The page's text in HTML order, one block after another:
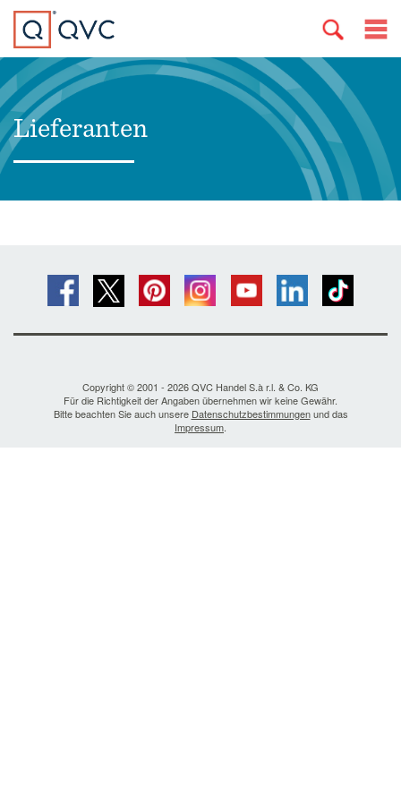
Lieferanten
Copyright © 2001 - 2026 QVC Handel S.à r.l. & Co. KG
Für die Richtigkeit der Angaben übernehmen wir keine Gewähr.
Bitte beachten Sie auch unsere Datenschutzbestimmungenund das
Impressum.